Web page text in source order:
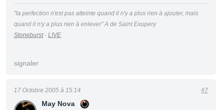
"la perfection n'est pas atteinte quand il n'y a plus rien à ajouter, mais
quand il n'y a plus rien à enlever" A de Saint Exupery
Stoneburst- LIVE
signaler
May Nova
17 Octobre 2005 à 15:14 #7